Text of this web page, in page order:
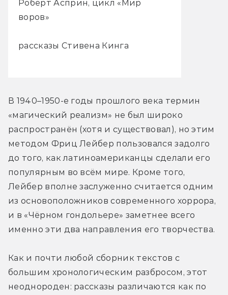
Роберт Асприн, цикл «Мир
воров»
рассказы Стивена Кинга
В 1940–1950-е годы прошлого века термин
«магический реализм» не был широко
распространён (хотя и существовал), но этим
методом Фриц Лейбер пользовался задолго
до того, как латиноамериканцы сделали его
популярным во всём мире. Кроме того,
Лейбер вполне заслуженно считается одним
из основоположников современного хоррора,
и в «Чёрном гондольере» заметнее всего
именно эти два направления его творчества.
Как и почти любой сборник текстов с
большим хронологическим разбросом, этот
неоднороден: рассказы различаются как по